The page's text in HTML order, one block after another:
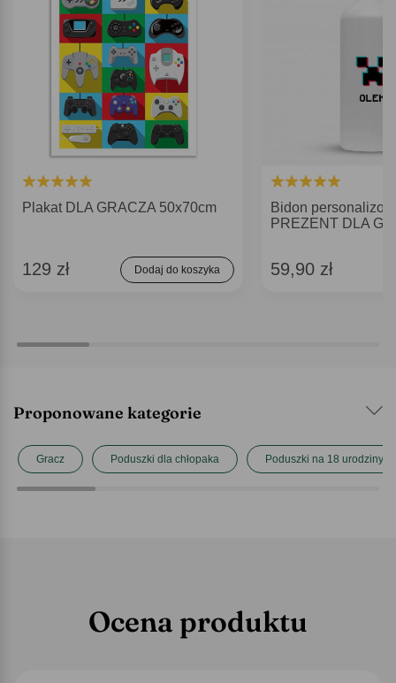
Plakat DLA GRACZA 50x70cm
129 zł Dodaj do koszyka
Bidon
PREZENT DLA
59,90 zł
Proponowane kategorie
Gracz Poduszki dla chłopaka Poduszki na 18 urodziny
Ocena produktu